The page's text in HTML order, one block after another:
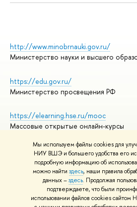
Мы используем файлы cookies для
НИУ ВШЭ и большего удобства его
подробную информацию об
можно найти здесь, наши правила
данных –здесь. Продолжая
подтверждаете, что были
использовании файлов cookies
http://www.minobrnauki.gov.ru/
Министерство науки и высшего
https://edu.gov.ru/
Министерство просвещения РФ
https://elearning.hse.ru/mooc
Массовые открытые онлайн-курсы
© НИУ ВШЭ 1993–2026
Адреса и
Условия использования материалов
Политика конфиденциальности
Правила применения рекомендательных